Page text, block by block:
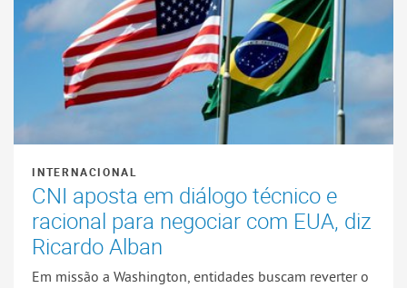
INTERNACIONAL
CNI aposta em diálogo técnico e
racional para negociar com EUA, diz
Ricardo Alban
Em missão a Washington, entidades buscam reverter o